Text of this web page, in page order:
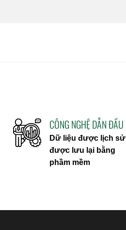
CÔNG NGHỆ DẪN ĐẦU
Dữ liệu được lịch sử
được lưu lại bằng
phầm mềm